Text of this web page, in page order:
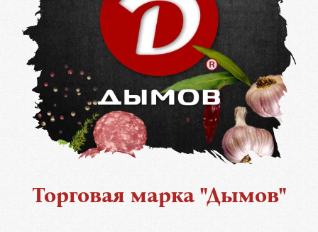
Торговая марка "Дымов"